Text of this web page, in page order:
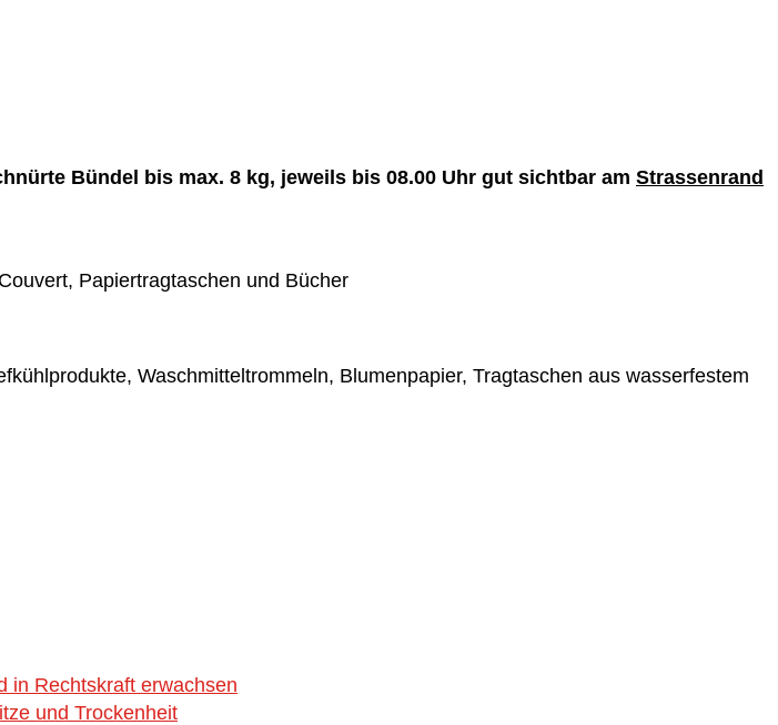
Bündel bis max. 8 kg, jeweils bis 08.00 Uhr gut sichtbar am Strassenrand
Papiertragtaschen und Bücher
Waschmitteltrommeln, Blumenpapier, Tragtaschen aus wasserfestem
in Rechtskraft erwachsen
und Trockenheit